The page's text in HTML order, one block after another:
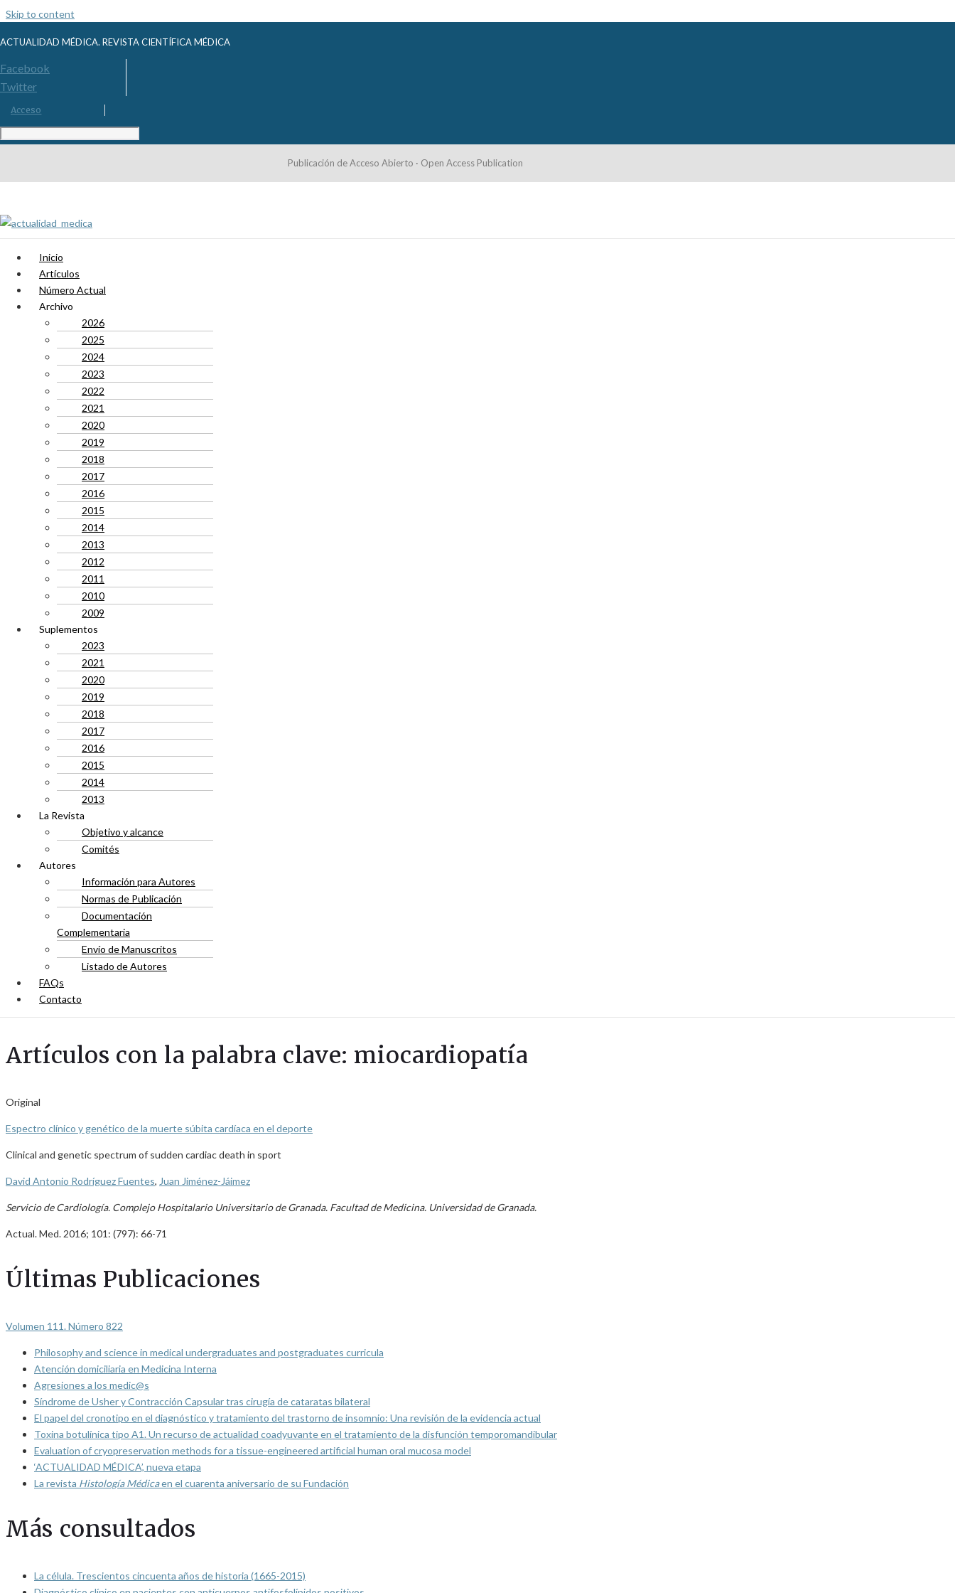
Skip to content
ACTUALIDAD MÉDICA. REVISTA CIENTÍFICA MÉDICA
Facebook
Twitter
Acceso
Publicación de Acceso Abierto · Open Access Publication
Inicio
Artículos
Número Actual
Archivo
2026
2025
2024
2023
2022
2021
2020
2019
2018
2017
2016
2015
2014
2013
2012
2011
2010
2009
Suplementos
2023
2021
2020
2019
2018
2017
2016
2015
2014
2013
La Revista
Objetivo y alcance
Comités
Autores
Información para Autores
Normas de Publicación
Documentación
Complementaria
Envío de Manuscritos
Listado de Autores
FAQs
Contacto
Artículos con la palabra clave: miocardiopatía
Original
Espectro clínico y genético de la muerte súbita cardíaca en el deporte
Clinical and genetic spectrum of sudden cardiac death in sport
David Antonio Rodríguez Fuentes, Juan Jiménez-Jáimez
Servicio de Cardiología. Complejo Hospitalario Universitario de Granada. Facultad de Medicina. Universidad de Granada.
Actual. Med. 2016; 101: (797): 66-71
Últimas Publicaciones
Volumen 111. Número 822
Philosophy and science in medical undergraduates and postgraduates curricula
Atención domiciliaria en Medicina Interna
Agresiones a los medic@s
Síndrome de Usher y Contracción Capsular tras cirugía de cataratas bilateral
El papel del cronotipo en el diagnóstico y tratamiento del trastorno de insomnio: Una revisión de la evidencia actual
Toxina botulínica tipo A1. Un recurso de actualidad coadyuvante en el tratamiento de la disfunción temporomandibular
Evaluation of cryopreservation methods for a tissue-engineered artificial human oral mucosa model
‘ACTUALIDAD MÉDICA’, nueva etapa
La revista Histología Médicaen el cuarenta aniversario de su Fundación
Más consultados
La célula. Trescientos cincuenta años de historia (1665-2015)